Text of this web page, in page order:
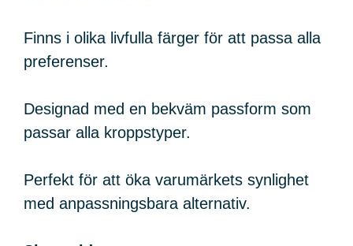
Finns i olika livfulla färger för att passa alla
preferenser.
Designad med en bekväm passform som
passar alla kroppstyper.
Perfekt för att öka varumärkets synlighet
med anpassningsbara alternativ.